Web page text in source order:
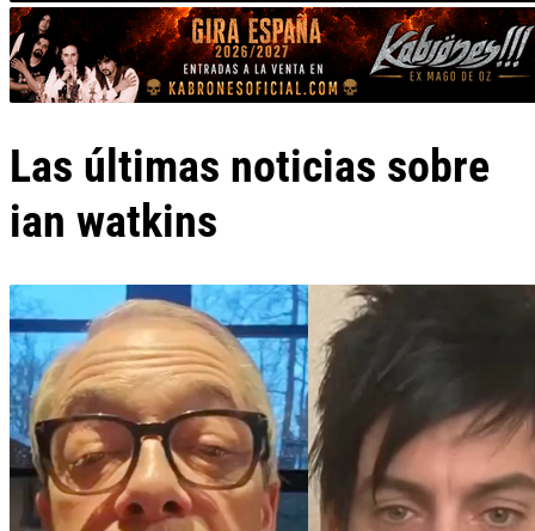
Las últimas noticias sobre
ian watkins